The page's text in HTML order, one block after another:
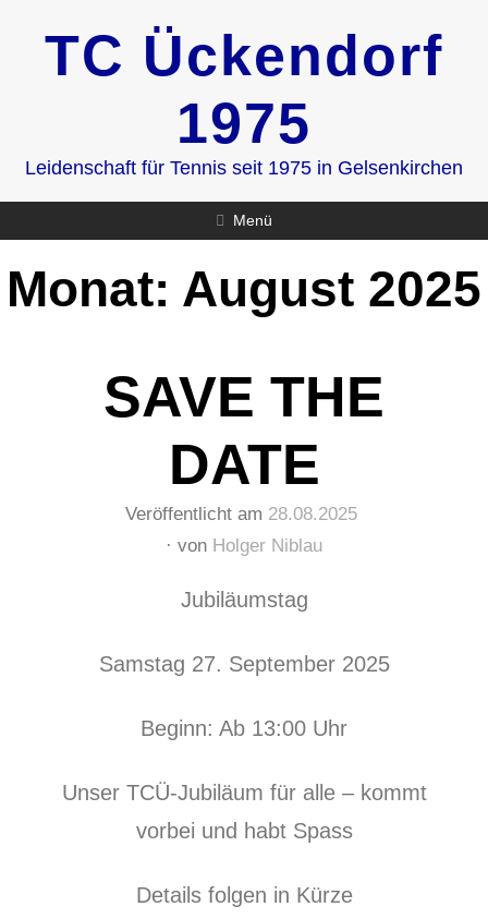
TC Ückendorf
1975
Leidenschaft für Tennis seit 1975 in Gelsenkirchen
Menü
Monat: August 2025
SAVE THE
DATE
Veröffentlicht am 28.08.2025
von Holger Niblau
Jubiläumstag
Samstag 27. September 2025
Beginn: Ab 13:00 Uhr
Unser TCÜ-Jubiläum für alle – kommt
vorbei und habt Spass
Details folgen in Kürze